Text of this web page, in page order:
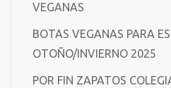
VEGANAS
BOTAS VEGANAS PARA
OTOÑO/INVIERNO 2025
POR FIN ZAPATOS